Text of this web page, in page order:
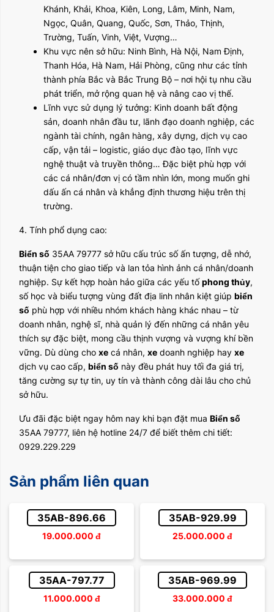
Khánh, Khải, Khoa, Kiên, Long, Lâm, Minh, Nam,
Ngọc, Quân, Quang, Quốc, Sơn, Thảo, Thịnh,
Trường, Tuấn, Vinh, Việt, Vượng…
Khu vực nên sở hữu: Ninh Bình, Hà Nội, Nam Định,
Thanh Hóa, Hà Nam, Hải Phòng, cũng như các tỉnh
thành phía Bắc và Bắc Trung Bộ – nơi hội tụ nhu cầu
phát triển, mở rộng quan hệ và nâng cao vị thế.
Lĩnh vực sử dụng lý tưởng: Kinh doanh bất động
sản, doanh nhân đầu tư, lãnh đạo doanh nghiệp, các
ngành tài chính, ngân hàng, xây dựng, dịch vụ cao
cấp, vận tải – logistic, giáo dục đào tạo, lĩnh vực
nghệ thuật và truyền thông… Đặc biệt phù hợp với
các cá nhân/đơn vị có tầm nhìn lớn, mong muốn ghi
dấu ấn cá nhân và khẳng định thương hiệu trên thị
trường.
4. Tính phổ dụng cao:
Biển số 35AA 79777 sở hữu cấu trúc số ấn tượng, dễ nhớ,
thuận tiện cho giao tiếp và lan tỏa hình ảnh cá nhân/doanh
nghiệp. Sự kết hợp hoàn hảo giữa các yếu tốphong thủy,
số học và biểu tượng vùng đất địa linh nhân kiệt giúp biển
số phù hợp với nhiều nhóm khách hàng khác nhau – từ
doanh nhân, nghệ sĩ, nhà quản lý đến những cá nhân yêu
thích sự đặc biệt, mong cầu thịnh vượng và vượng khí bền
vững. Dù dùng cho xe cá nhân, xe doanh nghiệp hay xe
dịch vụ cao cấp, biển số này đều phát huy tối đa giá trị,
tăng cường sự tự tin, uy tín và thành công dài lâu cho chủ
sở hữu.
Ưu đãi đặc biệt ngay hôm nay khi bạn đặt mua Biển số
35AA 79777, liên hệ hotline 24/7 để biết thêm chi tiết:
0929.229.229
Sản phẩm liên quan
35AB-896.66
19.000.000 đ
35AB-929.99
25.000.000 đ
35AA-797.77
11.000.000 đ
35AB-969.99
33.000.000 đ